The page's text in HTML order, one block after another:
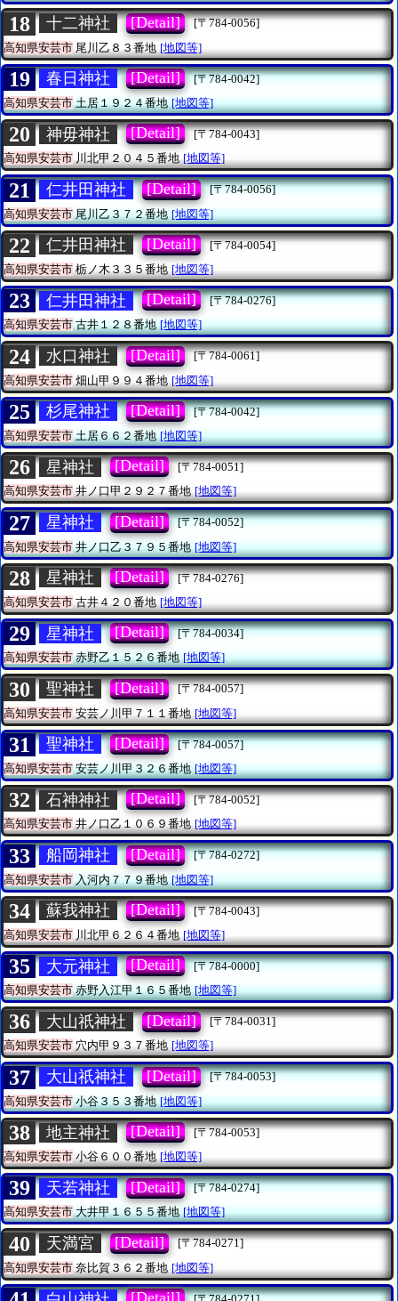
18 十二神社 [Detail]
[〒784-0056]
高知県安芸市 尾川乙８３番地 [地図等]
19 春日神社 [Detail]
[〒784-0042]
高知県安芸市土居１９２４番地 [地図等]
20 神毋神社 [Detail]
[〒784-0043]
高知県安芸市川北甲２０４５番地 [地図等]
21 仁井田神社 [Detail]
[〒784-0056]
高知県安芸市尾川乙３７２番地 [地図等]
22 仁井田神社 [Detail]
[〒784-0054]
高知県安芸市 栃ノ木３３５番地 [地図等]
23 仁井田神社 [Detail]
[〒784-0276]
高知県安芸市古井１２８番地 [地図等]
24 水口神社 [Detail]
[〒784-0061]
高知県安芸市 畑山甲９９４番地 [地図等]
25 杉尾神社 [Detail]
[〒784-0042]
高知県安芸市土居６６２番地 [地図等]
26 星神社 [Detail]
[〒784-0051]
高知県安芸市井ノ口甲２９２７番地 [地図等]
27 星神社 [Detail]
[〒784-0052]
高知県安芸市井ノ口乙３７９５番地 [地図等]
28 星神社 [Detail]
[〒784-0276]
高知県安芸市 古井４２０番地 [地図等]
29 星神社 [Detail]
[〒784-0034]
高知県安芸市赤野乙１５２６番地 [地図等]
30 聖神社 [Detail]
[〒784-0057]
高知県安芸市 安芸ノ川甲７１１番地 [地図等]
31 聖神社 [Detail]
[〒784-0057]
高知県安芸市安芸ノ川甲３２６番地 [地図等]
32 石神神社 [Detail]
[〒784-0052]
高知県安芸市井ノ口乙１０６９番地 [地図等]
33 船岡神社 [Detail]
[〒784-0272]
高知県安芸市入河内７７９番地 [地図等]
34 蘇我神社 [Detail]
[〒784-0043]
高知県安芸市 川北甲６２６４番地 [地図等]
35 大元神社 [Detail]
[〒784-0000]
高知県安芸市赤野入江甲１６５番地 [地図等]
36 大山祇神社 [Detail]
[〒784-0031]
高知県安芸市穴内甲９３７番地 [地図等]
37 大山祇神社 [Detail]
[〒784-0053]
高知県安芸市小谷３５３番地 [地図等]
38 地主神社 [Detail]
[〒784-0053]
高知県安芸市小谷６００番地 [地図等]
39 天若神社 [Detail]
[〒784-0274]
高知県安芸市大井甲１６５５番地 [地図等]
40 天満宮 [Detail]
[〒784-0271]
高知県安芸市 奈比賀３６２番地 [地図等]